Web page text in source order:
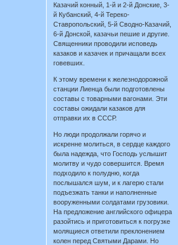
Казачий конный, 1-й и 2-й Донские, 3-
й Кубанский, 4-й Тереко-
Ставропольский, 5-й Сводно-Казачий,
6-й Донской, казачьи пешие и другие.
Священники проводили исповедь
казаков и казачек и причащали всех
говевших.
К этому времени к железнодорожной
станции Лиенца были подготовлены
составы с товарными вагонами. Эти
составы ожидали казаков для
отправки их в СССР.
Но люди продолжали горячо и
искренне молиться, в сердце каждого
была надежда, что Господь услышит
молитву и чудо совершится. Время
подходило к полудню, когда
послышался шум, и к лагерю стали
подъезжать танки и наполненные
вооруженными солдатами грузовики.
На предложение английского офицера
разойтись и приготовиться к погрузке
молящиеся ответили преклонением
колен перед Святыми Дарами. Но